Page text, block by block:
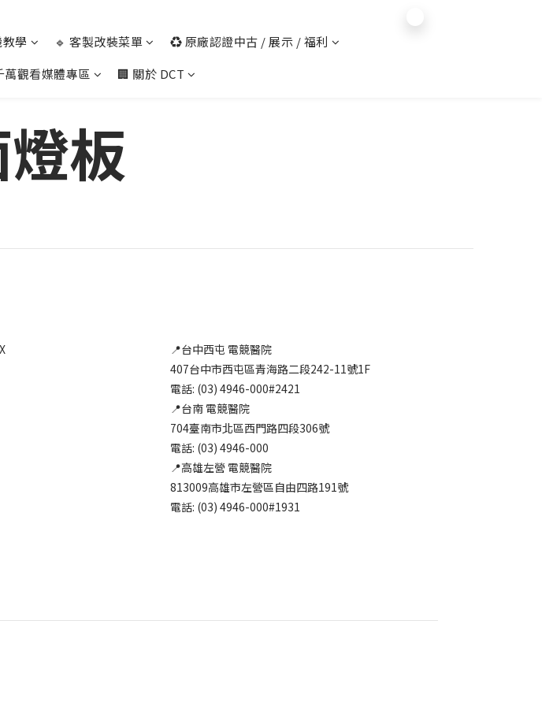
學 🔹 客製改裝菜單
♻️ 原廠認證中古 / 展示 / 福利
觀看媒體專區 🏢 關於 DCT
板
📍台中西屯 電競醫院
407台中市西屯區青海路二段242-11號1F
電話: (03) 4946-000#2421
📍台南 電競醫院
704臺南市北區西門路四段306號
電話: (03) 4946-000
📍高雄左營 電競醫院
813009高雄市左營區自由四路191號
電話: (03) 4946-000#1931